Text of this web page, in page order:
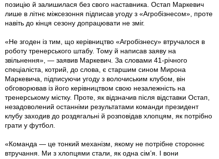
позицію й залишилася без свого наставника. Остап Маркевич
лише в літнє міжсезоння підписав угоду з «Агробізнесом», проте
навіть до кінця сезону допрацювати не зміг.
«Не згоден iз тим, що керівництво «Агробізнесу» втручалося в
роботу тренерського штабу. Тому й написав заяву на
звільнення», — заявив Маркевич. За словами 41-річного
спеціаліста, котрий, до слова, є старшим сином Мирона
Маркевича, підписуючи угоду з волочиським клубом, він
обговорював iз його керівництвом свою незалежність на
тренерському містку. Проте, як відзначив після відставки Остап,
незадоволений останніми результатами команди президент
клубу заходив до роздягальні й розповідав хлопцям, як потрібно
грати у футбол.
«Команда — це тонкий механізм, якому не потрібне стороннє
втручання. Ми з хлопцями стали, як одна сім’я. І вони